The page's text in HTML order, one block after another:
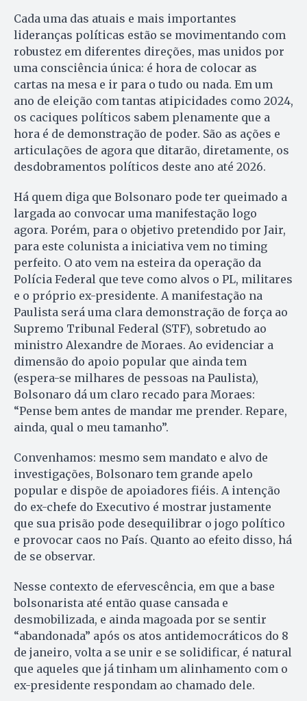
Cada uma das atuais e mais importantes
lideranças políticas estão se movimentando com
robustez em diferentes direções, mas unidos por
uma consciência única: é hora de colocar as
cartas na mesa e ir para o tudo ou nada. Em um
ano de eleição com tantas atipicidades como 2024,
os caciques políticos sabem plenamente que a
hora é de demonstração de poder. São as ações e
articulações de agora que ditarão, diretamente, os
desdobramentos políticos deste ano até 2026.
Há quem diga que Bolsonaro pode ter queimado a
largada ao convocar uma manifestação logo
agora. Porém, para o objetivo pretendido por Jair,
para este colunista a iniciativa vem no timing
perfeito. O ato vem na esteira da operação da
Polícia Federal que teve como alvos o PL, militares
e o próprio ex-presidente. A manifestação na
Paulista será uma clara demonstração de força ao
Supremo Tribunal Federal (STF), sobretudo ao
ministro Alexandre de Moraes. Ao evidenciar a
dimensão do apoio popular que ainda tem
(espera-se milhares de pessoas na Paulista),
Bolsonaro dá um claro recado para Moraes:
“Pense bem antes de mandar me prender. Repare,
ainda, qual o meu tamanho”.
Convenhamos: mesmo sem mandato e alvo de
investigações, Bolsonaro tem grande apelo
popular e dispõe de apoiadores fiéis. A intenção
do ex-chefe do Executivo é mostrar justamente
que sua prisão pode desequilibrar o jogo político
e provocar caos no País. Quanto ao efeito disso, há
de se observar.
Nesse contexto de efervescência, em que a base
bolsonarista até então quase cansada e
desmobilizada, e ainda magoada por se sentir
“abandonada” após os atos antidemocráticos do 8
de janeiro, volta a se unir e se solidificar, é natural
que aqueles que já tinham um alinhamento com o
ex-presidente respondam ao chamado dele.